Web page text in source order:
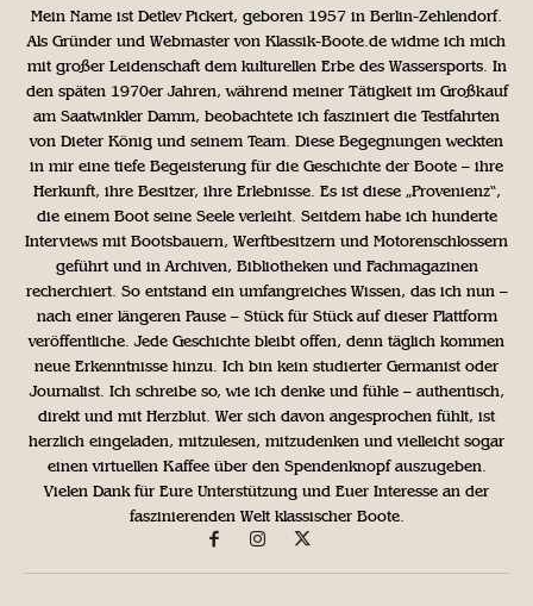
Mein Name ist Detlev Pickert, geboren 1957 in Berlin-Zehlendorf.
Als Gründer und Webmaster von Klassik-Boote.de widme ich mich
mit großer Leidenschaft dem kulturellen Erbe des Wassersports. In
den späten 1970er Jahren, während meiner Tätigkeit im Großkauf
am Saatwinkler Damm, beobachtete ich fasziniert die Testfahrten
von Dieter König und seinem Team. Diese Begegnungen weckten
in mir eine tiefe Begeisterung für die Geschichte der Boote – ihre
Herkunft, ihre Besitzer, ihre Erlebnisse. Es ist diese „Provenienz“,
die einem Boot seine Seele verleiht. Seitdem habe ich hunderte
Interviews mit Bootsbauern, Werftbesitzern und Motorenschlossern
geführt und in Archiven, Bibliotheken und Fachmagazinen
recherchiert. So entstand ein umfangreiches Wissen, das ich nun –
nach einer längeren Pause – Stück für Stück auf dieser Plattform
veröffentliche. Jede Geschichte bleibt offen, denn täglich kommen
neue Erkenntnisse hinzu. Ich bin kein studierter Germanist oder
Journalist. Ich schreibe so, wie ich denke und fühle – authentisch,
direkt und mit Herzblut. Wer sich davon angesprochen fühlt, ist
herzlich eingeladen, mitzulesen, mitzudenken und vielleicht sogar
einen virtuellen Kaffee über den Spendenknopf auszugeben.
Vielen Dank für Eure Unterstützung und Euer Interesse an der
faszinierenden Welt klassischer Boote.